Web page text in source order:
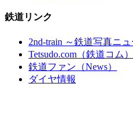
鉄道リンク
2nd-train ～鉄道写真ニ
Tetsudo.com（鉄道コム）
鉄道ファン（News）
ダイヤ情報